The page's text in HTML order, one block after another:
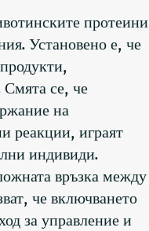
протеини
Установено е, че
Смята се, че
на
реакции, играят
индивиди.
връзка между
че включването
за управление и